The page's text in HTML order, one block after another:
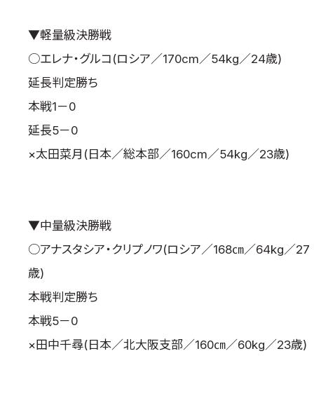
▼軽量級決勝戦
○エレナ・グルコ(ロシア／170cm／54kg／24歳)
延長判定勝ち
本戦1－0
延長5－0
×太田菜月(日本／総本部／160cm／54kg／23歳)
▼中量級決勝戦
○アナスタシア・クリプノワ(ロシア／168㎝／64kg／27
歳)
本戦判定勝ち
本戦5－0
×田中千尋(日本／北大阪支部／160㎝／60kg／23歳)